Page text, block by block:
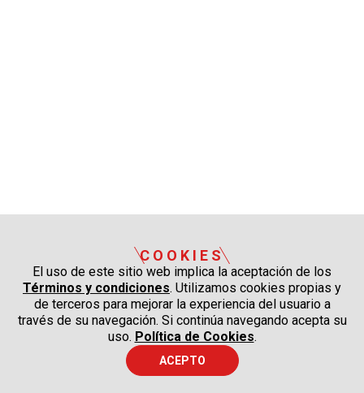
COOKIES
El uso de este sitio web implica la aceptación de los
Términos y condiciones. Utilizamos cookies propias y
de terceros para mejorar la experiencia del usuario a
través de su navegación. Si continúa navegando acepta su
uso. Política de Cookies.
ACEPTO